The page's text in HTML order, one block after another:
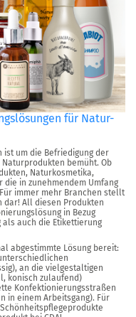
für Natur-
ist um die Befriedigung der
bemüht. Ob
Naturkosmetika,
in zunehmendem Umfang
immer mehr Branchen stellt
All diesen Produkten
in Bezug
auch die Etikettierung
abgestimmte Lösung bereit:
an die vielgestaltigen
konisch zulaufend)
Konfektionierungsstraßen
in einem Arbeitsgang). Für